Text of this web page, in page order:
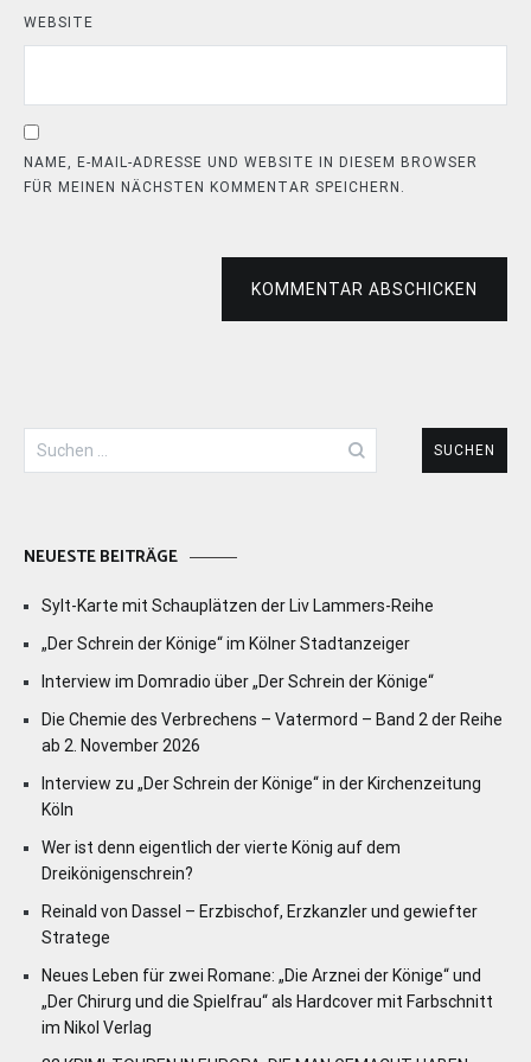
WEBSITE
NAME, E-MAIL-ADRESSE UND WEBSITE IN DIESEM BROWSER
FÜR MEINEN NÄCHSTEN KOMMENTAR SPEICHERN.
KOMMENTAR ABSCHICKEN
Suchen
nach:
NEUESTE BEITRÄGE
Sylt-Karte mit Schauplätzen der Liv Lammers-Reihe
„Der Schrein der Könige“ im Kölner Stadtanzeiger
Interview im Domradio über „Der Schrein der Könige“
Die Chemie des Verbrechens – Vatermord – Band 2 der Reihe
ab 2. November 2026
Interview zu „Der Schrein der Könige“ in der Kirchenzeitung
Köln
Wer ist denn eigentlich der vierte König auf dem
Dreikönigenschrein?
Reinald von Dassel – Erzbischof, Erzkanzler und gewiefter
Stratege
Neues Leben für zwei Romane: „Die Arznei der Könige“ und
„Der Chirurg und die Spielfrau“ als Hardcover mit Farbschnitt
im Nikol Verlag